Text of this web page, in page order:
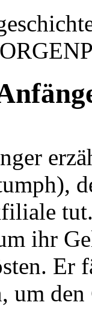
ihr
Er
um